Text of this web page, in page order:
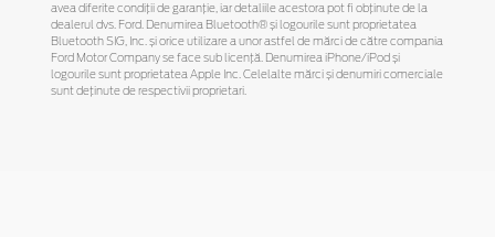
avea diferite condiții de garanție, iar detaliile acestora pot fi obținute de la
dealerul dvs. Ford. Denumirea Bluetooth® și logourile sunt proprietatea
Bluetooth SIG, Inc. și orice utilizare a unor astfel de mărci de către compania
Ford Motor Company se face sub licență. Denumirea iPhone/iPod și
logourile sunt proprietatea Apple Inc. Celelalte mărci și denumiri comerciale
sunt deținute de respectivii proprietari.